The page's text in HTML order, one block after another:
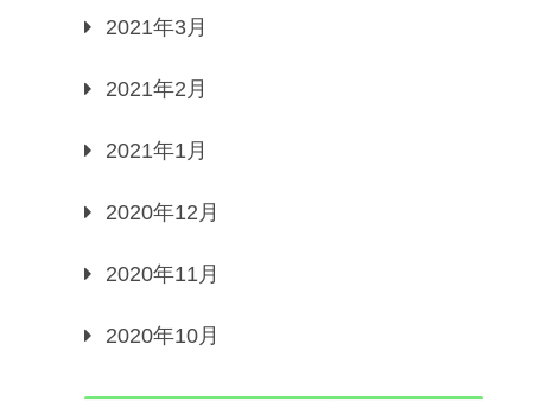
2021年3月
2021年2月
2021年1月
2020年12月
2020年11月
2020年10月